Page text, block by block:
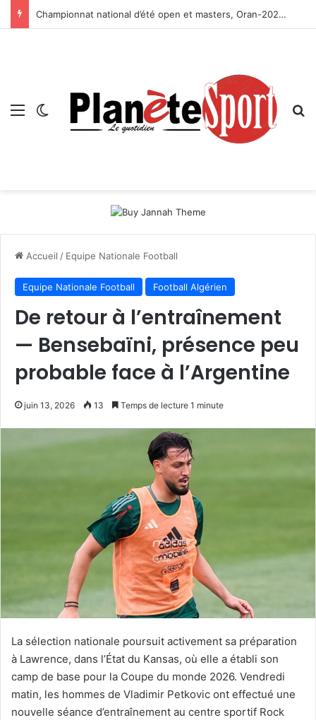
Championnat national d’été open et masters, Oran-2026 — Le CRB s’adjuge le titre
Menu Switch skin
Accueil / Equipe Nationale Football
Equipe Nationale Football Football Algérien
De retour à l’entraînement
— Bensebaïni, présence peu
probable face à l’Argentine
juin 13, 2026 13 Temps de lecture 1 minute
La sélection nationale poursuit activement sa préparation
à Lawrence, dans l’État du Kansas, où elle a établi son
camp de base pour la Coupe du monde 2026. Vendredi
matin, les hommes de Vladimir Petkovic ont effectué une
nouvelle séance d’entraînement au centre sportif Rock